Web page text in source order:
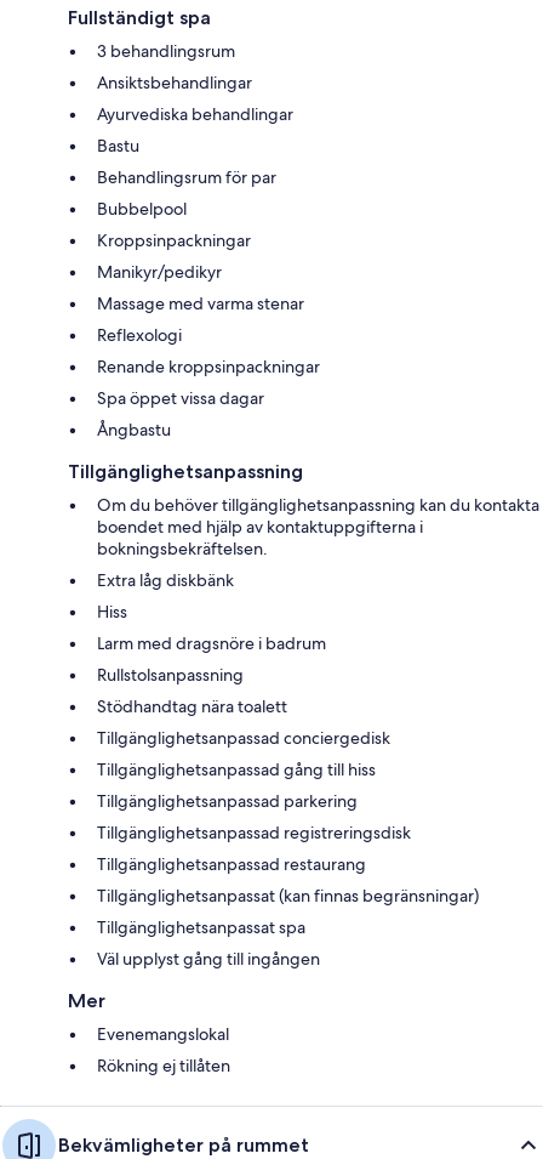
Fullständigt spa
3 behandlingsrum
Ansiktsbehandlingar
Ayurvediska behandlingar
Bastu
Behandlingsrum för par
Bubbelpool
Kroppsinpackningar
Manikyr/pedikyr
Massage med varma stenar
Reflexologi
Renande kroppsinpackningar
Spa öppet vissa dagar
Ångbastu
Tillgänglighetsanpassning
Om du behöver tillgänglighetsanpassning kan du kontakta
boendet med hjälp av kontaktuppgifterna i
bokningsbekräftelsen.
Extra låg diskbänk
Hiss
Larm med dragsnöre i badrum
Rullstolsanpassning
Stödhandtag nära toalett
Tillgänglighetsanpassad conciergedisk
Tillgänglighetsanpassad gång till hiss
Tillgänglighetsanpassad parkering
Tillgänglighetsanpassad registreringsdisk
Tillgänglighetsanpassad restaurang
Tillgänglighetsanpassat (kan finnas begränsningar)
Tillgänglighetsanpassat spa
Väl upplyst gång till ingången
Mer
Evenemangslokal
Rökning ej tillåten
Bekvämligheter på rummet